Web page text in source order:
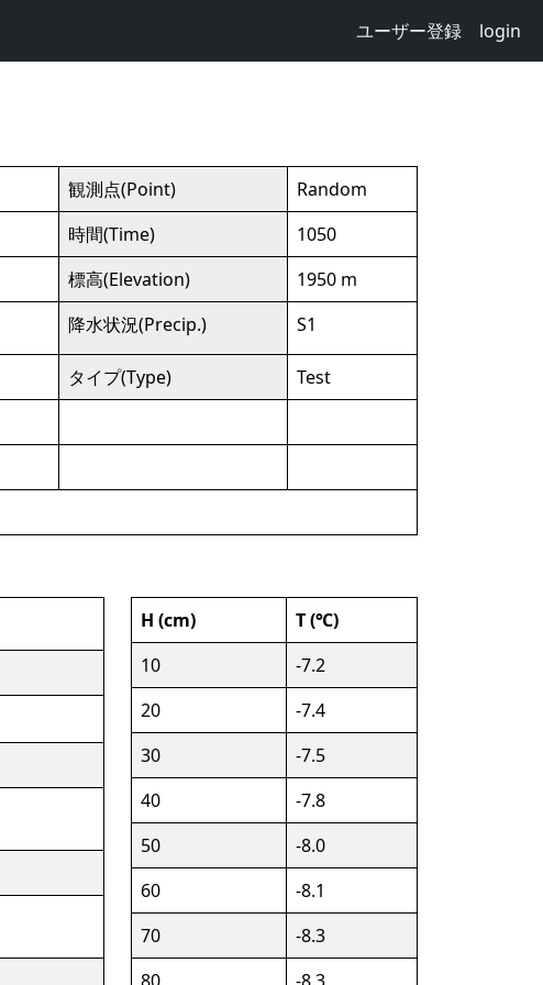
ユーザー登録 login
観測点(Point)
Random
時間(Time)
1050
標高(Elevation)
1950 m
降水状況(Precip.) S1
タイプ(Type)
Test
H (cm)
T (℃)
10
-7.2
20
-7.4
30
-7.5
40
-7.8
50
-8.0
60
-8.1
70
-8.3